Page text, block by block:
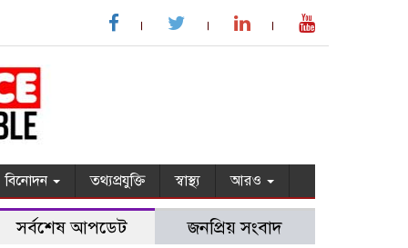
বিনোদন তথ্যপ্রযুক্তি স্বাস্থ্য আরও
সর্বশেষ আপডেট জনপ্রিয় সংবাদ